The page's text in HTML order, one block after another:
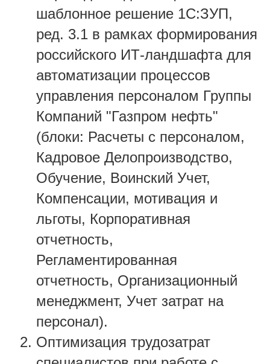
шаблонное решение 1С:ЗУП,
ред. 3.1 в рамках формирования
российского ИТ-ландшафта для
автоматизации процессов
управления персоналом Группы
Компаний "Газпром нефть"
(блоки: Расчеты с персоналом,
Кадровое Делопроизводство,
Обучение, Воинский Учет,
Компенсации, мотивация и
льготы, Корпоративная
отчетность,
Регламентированная
отчетность, Организационный
менеджмент, Учет затрат на
персонал).
Оптимизация трудозатрат